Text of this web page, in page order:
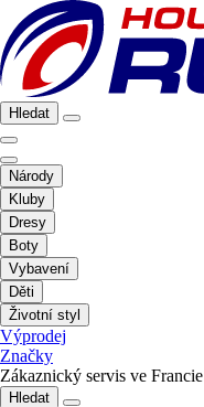
Hledat
Národy
Kluby
Dresy
Boty
Vybavení
Děti
Životní styl
Výprodej
Značky
Zákaznický servis ve Francie
Hledat